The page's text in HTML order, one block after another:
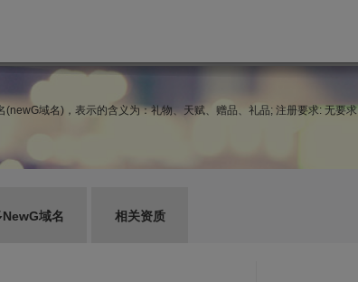
(newG域名)，表示的含义为：礼物、天赋、赠品、礼品; 注册要求: 无要求
NewG域名 相关资质